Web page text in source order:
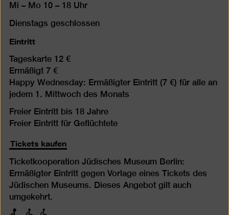
Mi – Mo 10 – 18 Uhr
Dienstags geschlossen
Eintritt
Tageskarte 12 €
Ermäßigt 7 €
Happy Wednesday: Ermäßigter Eintritt (7 €) für alle an
jedem 1. Mittwoch des Monats
Freier Eintritt bis 18 Jahre
Freier Eintritt für Geflüchtete
Tickets kaufen
Ticketkooperation Jüdisches Museum Berlin:
Ermäßigter Eintritt gegen Vorlage eines Tickets des
Jüdischen Museums. Dieses Angebot gilt auch
umgekehrt.